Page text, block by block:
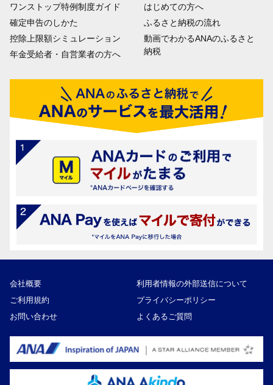
ワンストップ特例制度ガイド
確定申告のしかた
控除上限額シミュレーション
年金受給者・自営業者の方へ
はじめての方へ
ふるさと納税の流れ
動画でわかるANAのふるさと
納税
会社概要
利用者情報の外部送信について
ご利用規約
プライバシーポリシー
お問い合わせ
よくあるご質問